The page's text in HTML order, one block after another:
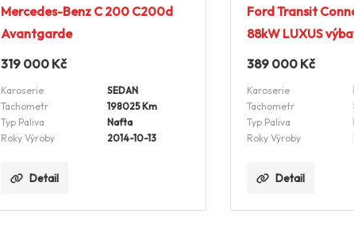
Mercedes-Benz C 200 C200d
Avantgarde
319 000 Kč
Karoserie
SEDAN
Tachometr
198025 Km
Typ Paliva
Nafta
Roky Výroby
2014-10-13
Detail
Ford Transit
88kW LUXUS
389 000 Kč
Karoserie
Tachometr
Typ Paliva
Roky Výroby
Detail